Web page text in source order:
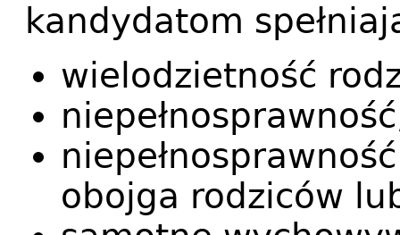
kandydatom
wielodzietność
obojga rodziców